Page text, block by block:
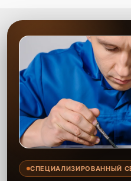
СПЕЦИАЛИЗИРОВАННЫЙ